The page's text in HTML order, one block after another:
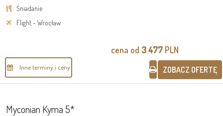
Śniadanie
Flight - Wrocław
Inne terminy i ceny
cena od 3 477 PLN
ZOBACZ OFERTĘ
Myconian Kyma 5*